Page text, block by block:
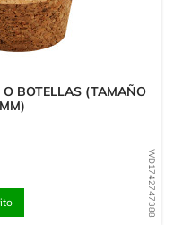
WD1742747388
BOTELLAS (TAMAÑO